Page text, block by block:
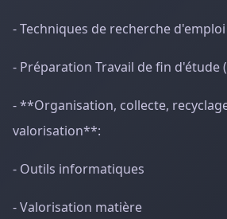
- Techniques de recherche d'emploi
- Préparation Travail de fin d'étude
- **Organisation, collecte,
valorisation**:
- Outils informatiques
- Valorisation matière